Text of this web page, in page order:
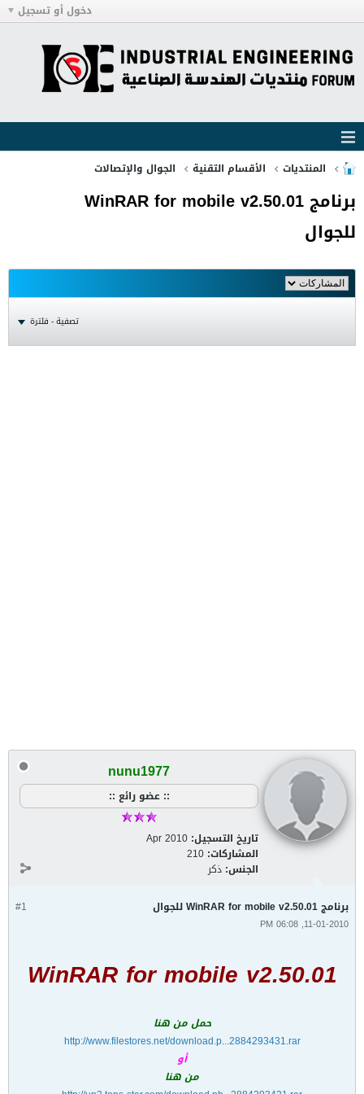
دخول أو تسجيل
المنتديات الأقسام التقنية الجوال والإتصالات
برنامج WinRAR for mobile v2.50.01
للجوال
تصفية - فلترة
nunu1977
:: عضو رائع ::
تاريخ التسجيل: Apr 2010
المشاركات: 210
الجنس: ذكر
#1 برنامج WinRAR for mobile v2.50.01 للجوال
11-01-2010, 06:08 PM
WinRAR for mobile v2.50.01
حمل من هنا
http://www.filestores.net/download.p...2884293431.rar
أو
من هنا